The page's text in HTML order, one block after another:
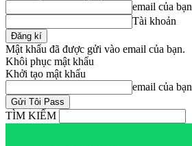
email của bạn
Tài khoản
Mật khẩu đã được gửi vào email của bạn.
Khôi phục mật khẩu
Khởi tạo mật khẩu
email của bạn
TÌM KIẾM